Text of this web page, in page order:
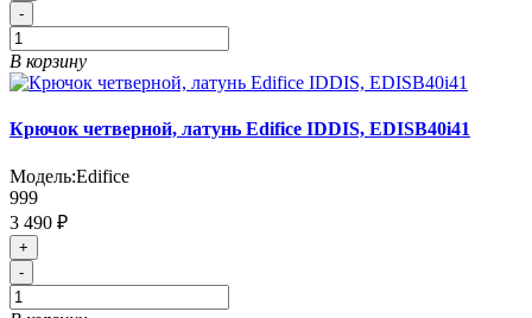
-
В корзину
Крючок четверной, латунь Edifice IDDIS, EDISB40i41
Модель:Edifice
999
3 490 ₽
+
-